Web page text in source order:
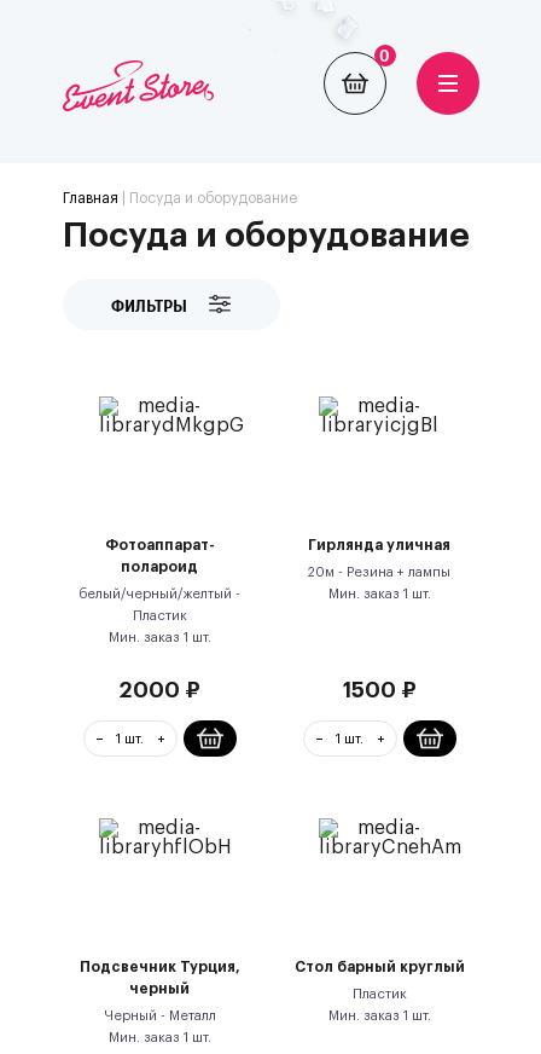
0
Главная | Посуда и оборудование
Посуда и оборудование
ФИЛЬТРЫ
Фотоаппарат-
полароид
белый/черный/желтый -
Пластик
Мин. заказ 1 шт.
2000 ₽
Гирлянда уличная
20м - Резина + лампы
Мин. заказ 1 шт.
1500 ₽
Подсвечник Турция,
черный
Черный - Металл
Мин. заказ 1 шт.
Стол барный круглый
Пластик
Мин. заказ 1 шт.